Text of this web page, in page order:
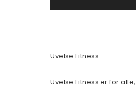
Uvelse Fitness
Uvelse Fitness er for